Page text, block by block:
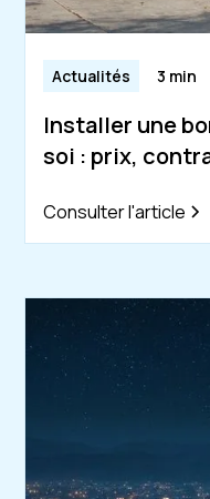
Actualités 3 min
Installer une
soi : prix,
Consulter l'article